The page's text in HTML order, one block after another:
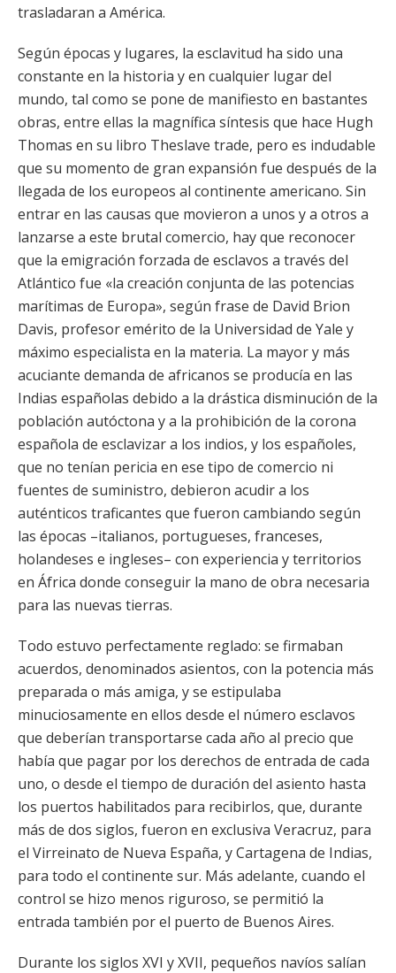
trasladaran a América.
Según épocas y lugares, la esclavitud ha sido una
constante en la historia y en cualquier lugar del
mundo, tal como se pone de manifiesto en bastantes
obras, entre ellas la magnífica síntesis que hace Hugh
Thomas en su libro Theslave trade, pero es indudable
que su momento de gran expansión fue después de la
llegada de los europeos al continente americano. Sin
entrar en las causas que movieron a unos y a otros a
lanzarse a este brutal comercio, hay que reconocer
que la emigración forzada de esclavos a través del
Atlántico fue «la creación conjunta de las potencias
marítimas de Europa», según frase de David Brion
Davis, profesor emérito de la Universidad de Yale y
máximo especialista en la materia. La mayor y más
acuciante demanda de africanos se producía en las
Indias españolas debido a la drástica disminución de la
población autóctona y a la prohibición de la corona
española de esclavizar a los indios, y los españoles,
que no tenían pericia en ese tipo de comercio ni
fuentes de suministro, debieron acudir a los
auténticos traficantes que fueron cambiando según
las épocas –italianos, portugueses, franceses,
holandeses e ingleses– con experiencia y territorios
en África donde conseguir la mano de obra necesaria
para las nuevas tierras.
Todo estuvo perfectamente reglado: se firmaban
acuerdos, denominados asientos, con la potencia más
preparada o más amiga, y se estipulaba
minuciosamente en ellos desde el número esclavos
que deberían transportarse cada año al precio que
había que pagar por los derechos de entrada de cada
uno, o desde el tiempo de duración del asiento hasta
los puertos habilitados para recibirlos, que, durante
más de dos siglos, fueron en exclusiva Veracruz, para
el Virreinato de Nueva España, y Cartagena de Indias,
para todo el continente sur. Más adelante, cuando el
control se hizo menos riguroso, se permitió la
entrada también por el puerto de Buenos Aires.
Durante los siglos XVI y XVII, pequeños navíos salían